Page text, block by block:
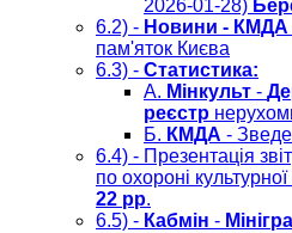
2026-01-28)
6.2) - Новини - КМДА
пам'яток Києва
6.3) - Статистика:
А. Мінкульт -
реєстр
Б. КМДА -
6.4) - Презентація
по охороні
22 рр.
6.5) - Кабмін -